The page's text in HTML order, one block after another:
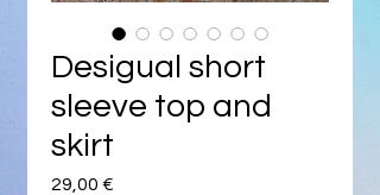
Desigual short
sleeve top and
skirt
29,00 €